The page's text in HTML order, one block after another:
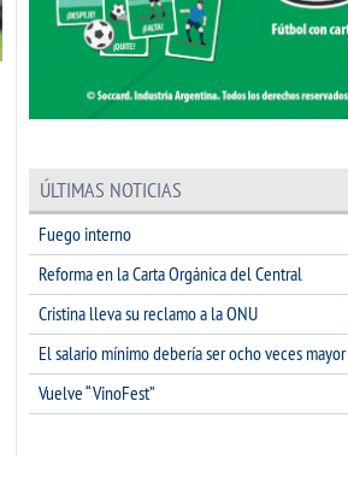
ÚLTIMAS NOTICIAS
Fuego interno
Reforma en la Carta Orgánica del Central
Cristina lleva su reclamo a la ONU
El salario mínimo debería ser ocho veces mayor
Vuelve “VinoFest”